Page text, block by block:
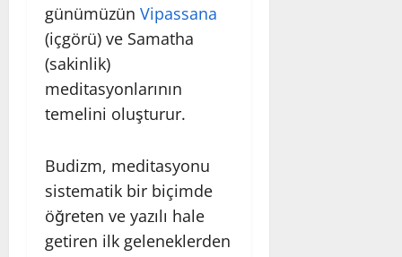
günümüzün Vipassana
(içgörü) ve Samatha
(sakinlik)
meditasyonlarının
temelini oluşturur.
Budizm, meditasyonu
sistematik bir biçimde
öğreten ve yazılı hale
getiren ilk geleneklerden